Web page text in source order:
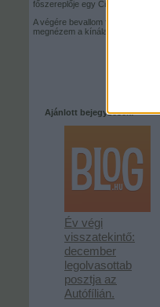
főszereplője egy Citroen H Van
A végére bevallom férfiasan,
megnézem a kínálatot.
Ajánlott bejegyzések:
Év végi
visszatekintő:
december
legolvasottab
posztja az
Autófílián.